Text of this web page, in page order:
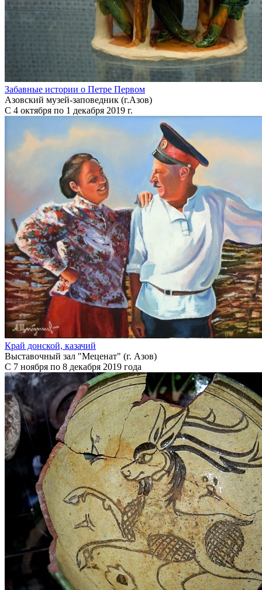
Забавные истории о Петре Первом
Азовский музей-заповедник (г.Азов)
C 4 октября по 1 декабря 2019 г.
Край донской, казачий
Выставочный зал "Меценат" (г. Азов)
С 7 ноября по 8 декабря 2019 года